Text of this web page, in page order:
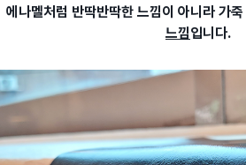
에나멜처럼 반딱반딱한 느낌이 아니라 가죽
느낌입니다.